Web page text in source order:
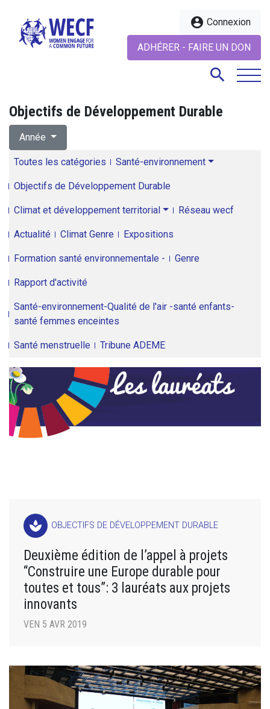
account_circle Connexion
ADHÉRER - FAIRE UN DON
search
Objectifs de Développement Durable
Année
Toutes les catégories Santé-environnement
Objectifs de Développement Durable
Climat et développement territorial Réseau wecf
Actualité Climat Genre Expositions
Formation santé environnementale - Genre
Rapport d'activité
Santé-environnement-Qualité de l'air -santé enfants-
santé femmes enceintes
Santé menstruelle Tribune ADEME
spa OBJECTIFS DE DÉVELOPPEMENT DURABLE
Deuxième édition de l’appel à projets
“Construire une Europe durable pour
toutes et tous”: 3 lauréats aux projets
innovants
VEN 5 AVR 2019